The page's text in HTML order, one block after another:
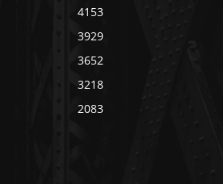
4153
3929
3652
3218
2083